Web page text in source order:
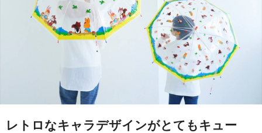
レトロなキャラデザインがとてもキュー